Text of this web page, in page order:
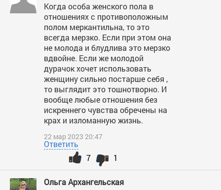
Когда особа женского пола в
отношениях с противоположным
полом меркантильна, то это
всегда мерзко. Если при этом она
не молода и блудлива это мерзко
вдвойне. Если же молодой
дурачок хочет использовать
женщину сильно постарше себя ,
то выглядит это тошнотворно. И
вообще любые отношения без
искреннего чувства обречены на
крах и изломанную жизнь.
22 мар 2023 20:47
Ответить
1
7
Ольга Архангельская